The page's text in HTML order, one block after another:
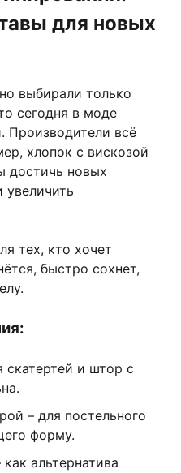
для новых
выбирали только
сегодня в моде
Производители всё
хлопок с вискозой
достичь новых
тех, кто хочет
быстро сохнет,
скатертей и штор с
– для постельного
форму.
альтернатива